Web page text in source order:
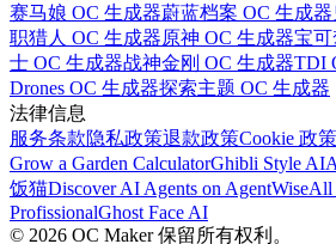
赛马娘 OC 生成器蔚蓝档案 OC 生成器
职猎人 OC 生成器原神 OC 生成器宝可
士 OC 生成器战神金刚 OC 生成器TDI
Drones OC 生成器探索主题 OC 生成器
法律信息
服务条款隐私政策退款政策Cookie 政策
Grow a Garden CalculatorGhibli Style AI
饭猫Discover AI Agents on AgentWiseAll
ProfissionalGhost Face AI
© 2026 OC Maker 保留所有权利。